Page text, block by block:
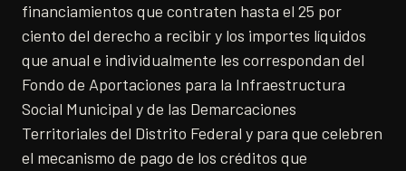
financiamientos que contraten hasta el 25 por
ciento del derecho a recibir y los importes líquidos
que anual e individualmente les correspondan del
Fondo de Aportaciones para la Infraestructura
Social Municipal y de las Demarcaciones
Territoriales del Distrito Federal y para que celebren
el mecanismo de pago de los créditos que